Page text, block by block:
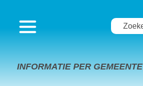
INFORMATIE PER GEMEENTE